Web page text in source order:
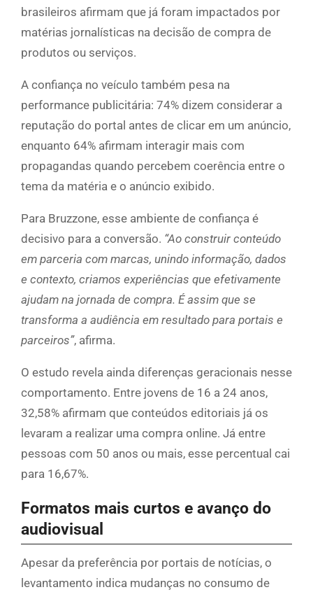
brasileiros afirmam que já foram impactados por
matérias jornalísticas na decisão de compra de
produtos ou serviços.
A confiança no veículo também pesa na
performance publicitária: 74% dizem considerar a
reputação do portal antes de clicar em um anúncio,
enquanto 64% afirmam interagir mais com
propagandas quando percebem coerência entre o
tema da matéria e o anúncio exibido.
Para Bruzzone, esse ambiente de confiança é
decisivo para a conversão. “Ao construir conteúdo
em parceria com marcas, unindo informação, dados
e contexto, criamos experiências que efetivamente
ajudam na jornada de compra. É assim que se
transforma a audiência em resultado para portais e
parceiros”, afirma.
O estudo revela ainda diferenças geracionais nesse
comportamento. Entre jovens de 16 a 24 anos,
32,58% afirmam que conteúdos editoriais já os
levaram a realizar uma compra online. Já entre
pessoas com 50 anos ou mais, esse percentual cai
para 16,67%.
Formatos mais curtos e avanço do
audiovisual
Apesar da preferência por portais de notícias, o
levantamento indica mudanças no consumo de